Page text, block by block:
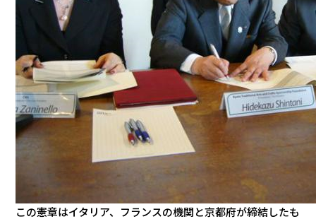
この憲章はイタリア、フランスの機関と京都府が締結したも